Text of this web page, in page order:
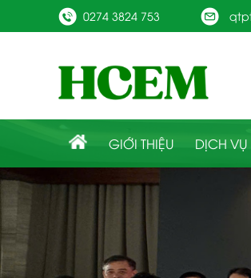
0274 3824 753
GIỚI THIỆU DỊCH VỤ